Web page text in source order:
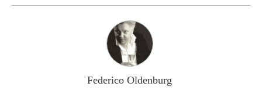
Federico Oldenburg